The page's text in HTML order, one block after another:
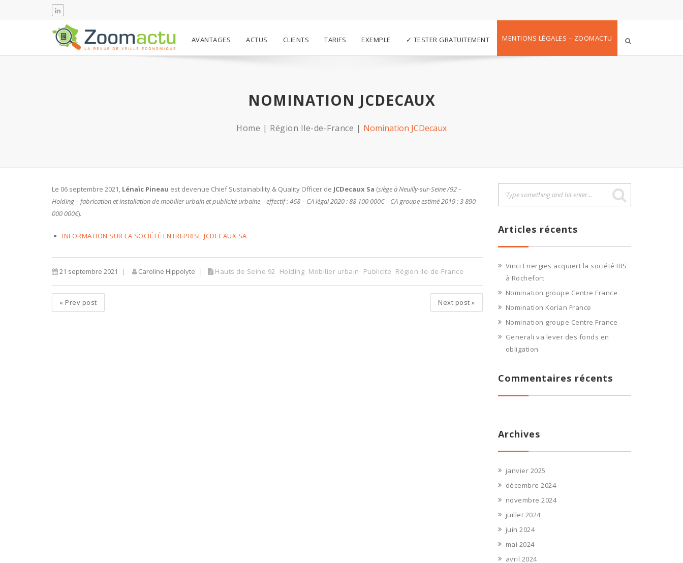
AVANTAGES ACTUS CLIENTS TARIFS EXEMPLE ✓ TESTER GRATUITEMENT MENTIONS LÉGALES – ZOOMACTU
NOMINATION JCDECAUX
Home Région Ile-de-France Nomination JCDecaux
Le 06 septembre 2021, Lénaïc Pineau est devenue Chief Sustainability & Quality Officer de JCDecaux Sa (siège à Neuilly-sur-Seine /92 –
Holding – fabrication et installation de mobilier urbain et publicité urbaine – effectif : 468 – CA légal 2020 : 88 100 000€ – CA groupe estimé 2019 : 3 890
000 000€).
INFORMATION SUR LA SOCIÉTÉ ENTREPRISE JCDECAUX SA
21 septembre 2021 Caroline Hippolyte Hauts de Seine 92 Holding Mobilier urbain Publicite Région Ile-de-France
« Prev post Next post »
Articles récents
Vinci Energies acquiert la société IBS
à Rochefort
Nomination groupe Centre France
Nomination Korian France
Nomination groupe Centre France
Generali va lever des fonds en
obligation
Commentaires récents
Archives
janvier 2025
décembre 2024
novembre 2024
juillet 2024
juin 2024
mai 2024
avril 2024